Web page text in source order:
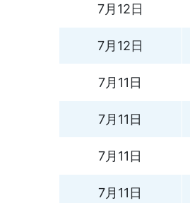
7月12日
7月12日
7月11日
7月11日
7月11日
7月11日